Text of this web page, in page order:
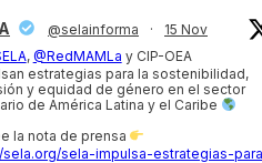
@selainforma ·
15 Nov
, @RedMAMLa y CIP-OEA
estrategias para la sostenibilidad,
y equidad de género en el sector
de América Latina y el Caribe
la nota de prensa
sela.org/sela-impulsa-estrategias-